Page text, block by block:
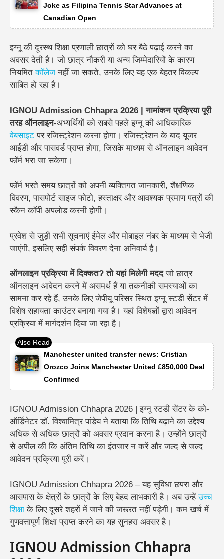
Joke as Filipina Tennis Star Advances at
Canadian Open
इग्नू की दूरस्थ शिक्षा प्रणाली छात्रों को घर बैठे पढ़ाई करने का
अवसर देती है। जो छात्र नौकरी या अन्य जिम्मेदारियों के कारण
नियमितकॉलेजनहीं जा सकते, उनके लिए यह एक बेहतर विकल्प
साबित हो रहा है।
IGNOU Admission Chhapra 2026 | नामांकन प्रक्रिया पूरी
तरह ऑनलाइन-अभ्यर्थियों को सबसे पहले इग्नू की आधिकारिक
वेबसाइट पर रजिस्ट्रेशन करना होगा। रजिस्ट्रेशन के बाद यूजर
आईडी और पासवर्ड प्राप्त होगा, जिसके माध्यम से ऑनलाइन आवेदन
फॉर्म भरा जा सकेगा।
फॉर्म भरते समय छात्रों को अपनी व्यक्तिगत जानकारी, शैक्षणिक
विवरण, पासपोर्ट साइज फोटो, हस्ताक्षर और आवश्यक प्रमाण पत्रों की
स्कैन कॉपी अपलोड करनी होगी।
प्रवेश से जुड़ी सभी सूचनाएं ईमेल और मोबाइल नंबर के माध्यम से भेजी
जाएंगी, इसलिए सही संपर्क विवरण देना अनिवार्य है।
ऑनलाइन प्रक्रिया में दिक्कत? तो यहां मिलेगी मददजो छात्र
ऑनलाइन आवेदन करने में असमर्थ हैं या तकनीकी समस्याओं का
सामना कर रहे हैं, उनके लिए जेपीयू परिसर स्थित इग्नू स्टडी सेंटर में
विशेष सहायता काउंटर बनाया गया है। यहां विशेषज्ञों द्वारा आवेदन
प्रक्रिया में मार्गदर्शन दिया जा रहा है।
Manchester united transfer news: Cristian
Orozco Joins Manchester United £850,000 Deal
Confirmed
IGNOU Admission Chhapra 2026 | इग्नू स्टडी सेंटर के को-
ऑर्डिनेटर डॉ. विश्वामित्र पांडेय ने बताया कि तिथि बढ़ाने का उद्देश्य
अधिक से अधिक छात्रों को अवसर प्रदान करना है। उन्होंने छात्रों
से अपील की कि अंतिम तिथि का इंतजार न करें और जल्द से जल्द
आवेदन प्रक्रिया पूरी करें।
IGNOU Admission Chhapra 2026 – यह सुविधा छपरा और
आसपास के क्षेत्रों के छात्रों के लिए बेहद लाभकारी है। अब उन्हेंउच्च
शिक्षा के लिए दूसरे शहरों में जाने की जरूरत नहीं पड़ेगी। कम खर्च में
गुणवत्तापूर्ण शिक्षा प्राप्त करने का यह सुनहरा अवसर है।
IGNOU Admission Chhapra